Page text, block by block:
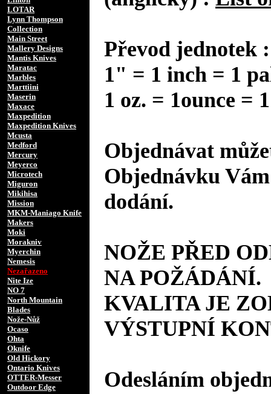
LOTAR
Lynn Thompson
Collection
Main Street
Mallery Designs
Mantis Knives
Maratac
Marbles
Marttiini
Maserin
Maxace
Maxpedition
Maxpedition Knives
Mcusta
Medford
Mercury
Meyerco
Microtech
Miguron
Mikihisa
Mission
MKM-Maniago Knife
Makers
Moki
Morakniv
Myerchin
Nemesis
Nezařazeno
Nite Ize
NO 7
North Mountain
Blades
Nože-Nůž
Ocaso
Ohta
Oknife
Old Hickory
Ontario Knives
OTTER-Messer
Outdoor Edge
Převod jednotek :
1" = 1 inch = 1
1 oz. = 1ounce =
Objednávat
Objednávku
dodání.
NOŽE PŘED
NA POŽÁDÁNÍ.
KVALITA JE
VÝSTUPNÍ
Odesláním